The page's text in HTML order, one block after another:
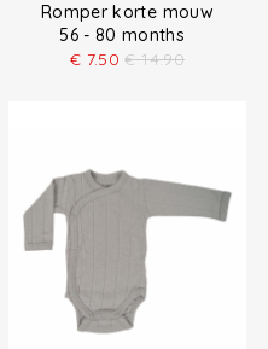
Romper korte mouw
56 - 80 months
€ 7.50 € 14.90